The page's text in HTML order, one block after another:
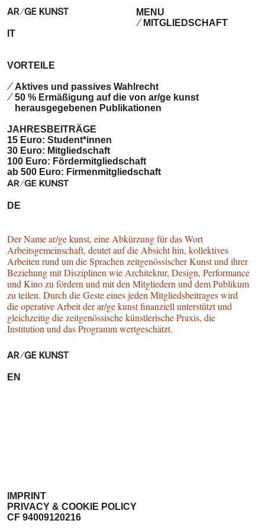
IT
DE
EN
MENU
MITGLIEDSCHAFT
VORTEILE
Aktives und passives Wahlrecht
50 % Ermäßigung auf die von ar/ge kunst
herausgegebenen Publikationen
JAHRESBEITRÄGE
15 Euro: Student*innen
30 Euro: Mitgliedschaft
100 Euro: Fördermitgliedschaft
ab 500 Euro: Firmenmitgliedschaft
Der Name ar/ge kunst, eine Abkürzung für das Wort
Arbeitsgemeinschaft, deutet auf die Absicht hin, kollektives
Arbeiten rund um die Sprachen zeitgenössischer Kunst und ihrer
Beziehung mit Disziplinen wie Architektur, Design, Performance
und Kino zu fördern und mit den Mitgliedern und dem Publikum
zu teilen. Durch die Geste eines jeden Mitgliedsbeitrages wird
die operative Arbeit der ar/ge kunst finanziell unterstützt und
gleichzeitig die zeitgenössische künstlerische Praxis, die
Institution und das Programm wertgeschätzt.
IMPRINT
PRIVACY & COOKIE POLICY
CF 94009120216